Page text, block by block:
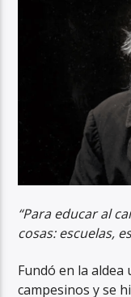
“Para educar al
cosas: escuelas,
Fundó en la aldea
campesinos y se